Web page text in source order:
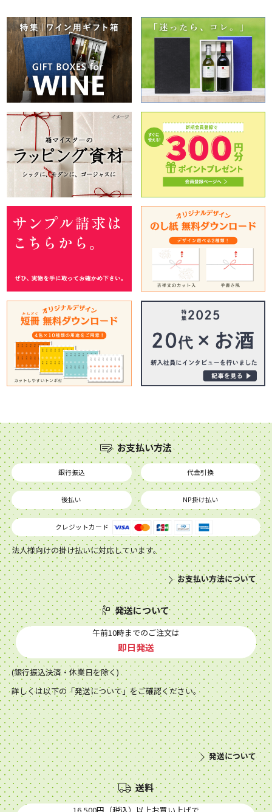
お支払い方法
銀行振込 代金引換
後払い NP掛け払い
クレジットカード
法人様向けの掛け払いに対応しています。
お支払い方法について
発送について
午前10時までのご注文は
即日発送
(銀行振込決済・休業日を除く)
詳しくは以下の「発送について」をご確認ください。
発送について
送料